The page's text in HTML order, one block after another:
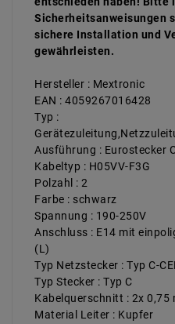
Sicherheitsanweisungen
sichere Installation und
gewährleisten.
Hersteller : Mextronic
EAN : 4059267016428
Typ :
Ausführung : Eurostecker
Kabeltyp : H05VV-F3G
Polzahl : 2
Farbe : schwarz
Spannung : 190-250V
Anschluss : E14 mit
(L)
Typ Netzstecker : Typ C-
Typ Stecker : Typ C
Kabelquerschnitt : 2x 0,75
Material Leiter : Kupfer